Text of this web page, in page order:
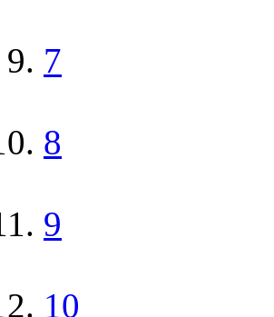
7
8
9
10